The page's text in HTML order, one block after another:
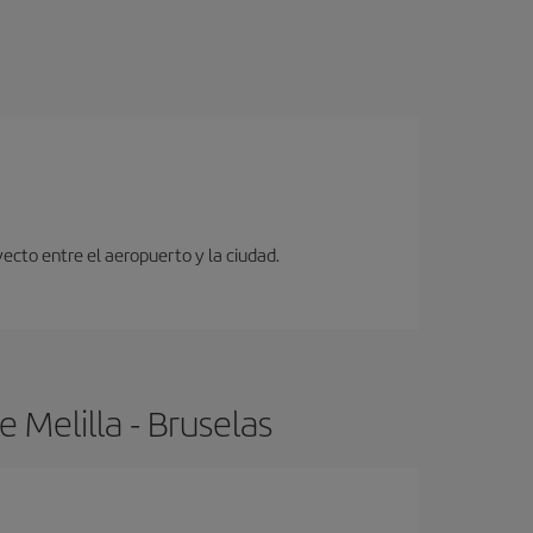
entre el aeropuerto y la ciudad.
Melilla - Bruselas